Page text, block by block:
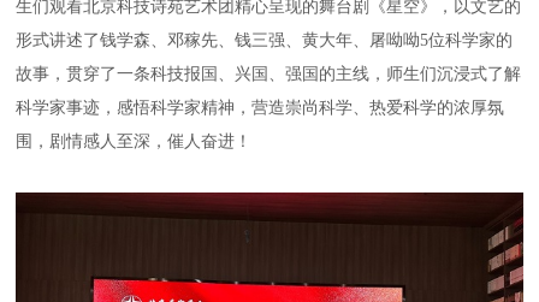
生们观看北京科技诗苑艺术团精心呈现的舞台剧《星空》，以文艺的
形式讲述了钱学森、邓稼先、钱三强、黄大年、屠呦呦5位科学家的
故事，贯穿了一条科技报国、兴国、强国的主线，师生们沉浸式了解
科学家事迹，感悟科学家精神，营造崇尚科学、热爱科学的浓厚氛
围，剧情感人至深，催人奋进！